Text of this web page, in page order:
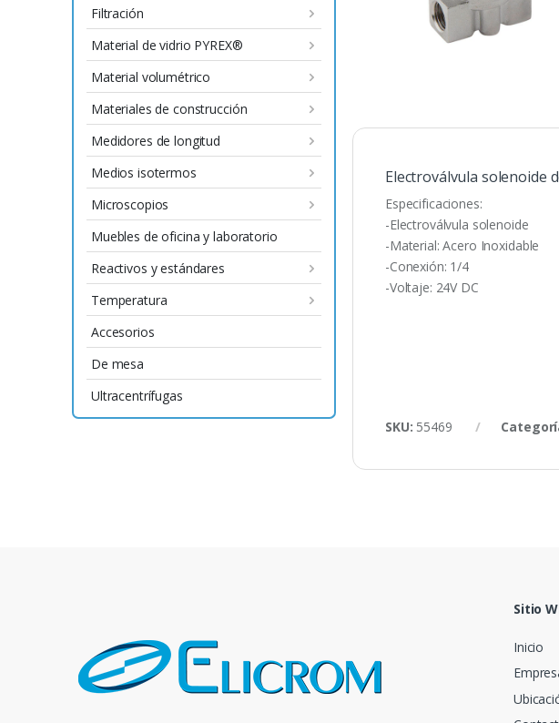
Filtración
Material de vidrio PYREX®
Material volumétrico
Materiales de construcción
Medidores de longitud
Medios isotermos
Microscopios
Muebles de oficina y laboratorio
Reactivos y estándares
Temperatura
Accesorios
De mesa
Ultracentrífugas
Electroválvula solenoide
Especificaciones:
-Electroválvula solenoide
-Material: Acero Inoxidable
-Conexión: 1/4
-Voltaje: 24V DC
SKU: 55469
Sitio
Inicio